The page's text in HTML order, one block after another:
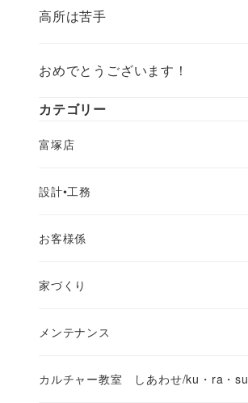
高所は苦手
おめでとうございます！
カテゴリー
富塚店
設計•工務
お客様係
家づくり
メンテナンス
カルチャー教室 しあわせ/ku・ra・su